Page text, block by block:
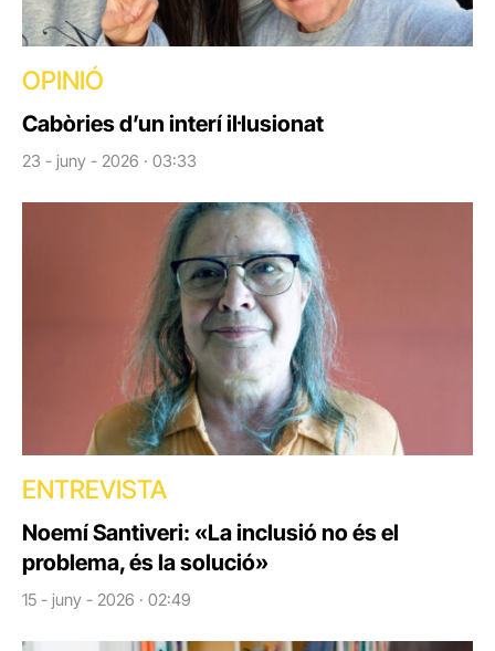
OPINIÓ
Cabòries d’un interí il·lusionat
23 - juny - 2026 · 03:33
ENTREVISTA
Noemí Santiveri: «La inclusió no és el
problema, és la solució»
15 - juny - 2026 · 02:49